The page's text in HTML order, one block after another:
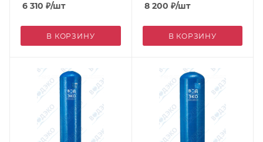
6 310 ₽/шт
В КОРЗИНУ
8 200 ₽/шт
В КОРЗИНУ